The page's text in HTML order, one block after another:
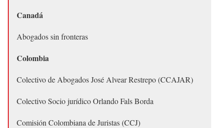
Canadá
Abogados sin fronteras
Colombia
Colectivo de Abogados José Alvear Restrepo (CCAJAR)
Colectivo Socio jurídico Orlando Fals Borda
Comisión Colombiana de Juristas (CCJ)